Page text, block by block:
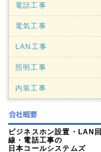
電話工事
電気工事
LAN工事
照明工事
内装工事
ビジネスホン設置・LAN回
線・電話工事の
日本コールシステムズ